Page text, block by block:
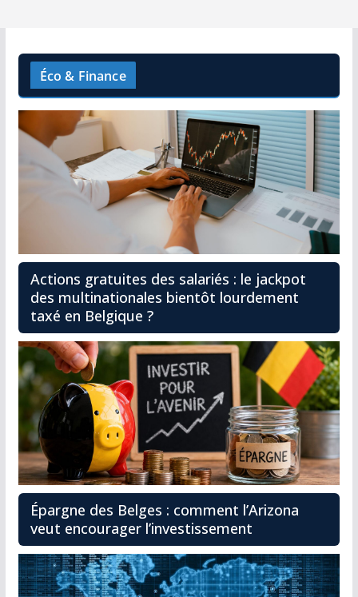
Éco & Finance
Actions gratuites des salariés : le jackpot
des multinationales bientôt lourdement
taxé en Belgique ?
Épargne des Belges : comment l’Arizona
veut encourager l’investissement